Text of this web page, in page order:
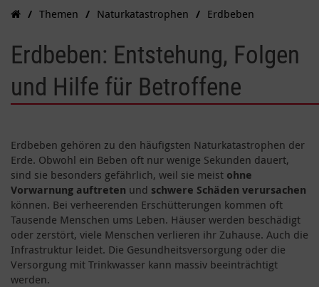
Themen Naturkatastrophen Erdbeben
Erdbeben: Entstehung, Folgen
und Hilfe für Betroffene
Erdbeben gehören zu den häufigsten Naturkatastrophen der
Erde. Obwohl ein Beben oft nur wenige Sekunden dauert,
sind sie besonders gefährlich, weil sie meist ohne
Vorwarnung auftreten und schwere Schäden verursachen
können. Bei verheerenden Erschütterungen kommen oft
Tausende Menschen ums Leben. Häuser werden beschädigt
oder zerstört, viele Menschen verlieren ihr Zuhause. Auch die
Infrastruktur leidet. Die Gesundheitsversorgung oder die
Versorgung mit Trinkwasser kann massiv beeinträchtigt
werden.